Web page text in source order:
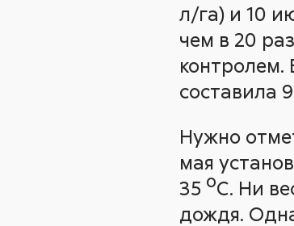
л/га) и 10
чем в 20
контролем.
составила
Нужно
мая
35 ºС. Ни
дождя.